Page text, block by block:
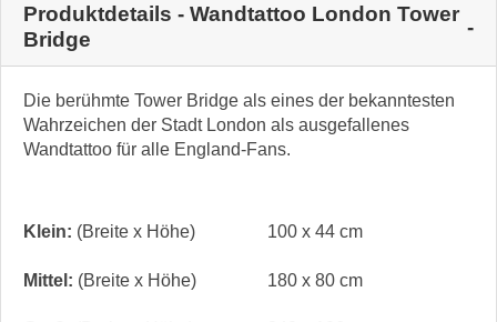
Produktdetails - Wandtattoo London Tower
Bridge
Die berühmte Tower Bridge als eines der bekanntesten
Wahrzeichen der Stadt London als ausgefallenes
Wandtattoo für alle England-Fans.
Klein: (Breite x Höhe) 100 x 44 cm
Mittel: (Breite x Höhe) 180 x 80 cm